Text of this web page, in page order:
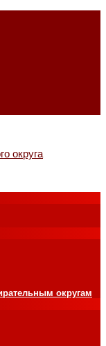
округам